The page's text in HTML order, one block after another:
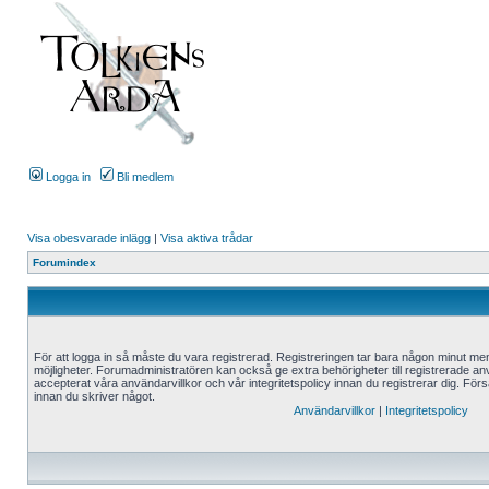
Logga in Bli medlem
Visa obesvarade inlägg | Visa aktiva trådar
Forumindex
För att logga in så måste du vara registrerad. Registreringen tar bara någon minut
möjligheter. Forumadministratören kan också ge extra behörigheter till registrerade
accepterat våra användarvillkor och vår integritetspolicy innan du registrerar dig.
innan du skriver något.
Användarvillkor| Integritetspolicy